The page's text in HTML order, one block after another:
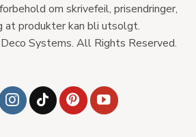
om skrivefeil, prisendringer,
at produkter kan bli utsolgt.
Systems. All Rights Reserved.